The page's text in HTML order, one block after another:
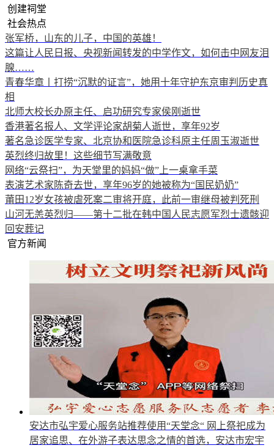
创建祠堂
社会热点
张军桥，山东的儿子，中国的英雄！
这篇让人民日报、央视新闻转发的中学作文，如何击中网友泪
腺……
青春华章丨打捞“沉默的证言”，她用十年守护东京审判历史真
相
北师大校长办原主任、启功研究专家侯刚逝世
香港著名报人、文学评论家胡菊人逝世，享年92岁
著名急诊医学专家、北京协和医院急诊科原主任周玉淑逝世
英烈终归故里！这些细节写满敬意
网络“云祭扫”，为天堂里的妈妈“做”上一桌拿手菜
表演艺术家陈奇去世，享年96岁的她被称为“国民奶奶”
莆田12岁女孩被虐死案二审将开庭，此前一审继母被判死刑
山河无恙英烈归——第十二批在韩中国人民志愿军烈士遗骸迎
回安葬记
官方新闻
安达市弘宇爱心服务站推荐使用“天堂念“ 网上祭祀成为
居家追思、在外游子表达思念之情的首选，安达市宏宇